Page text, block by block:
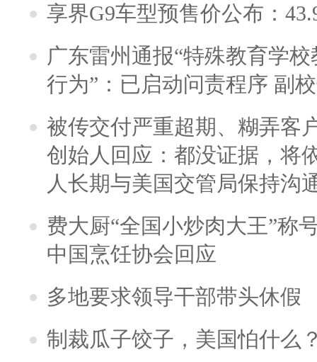
享界G9车型预售价公布：
广东雷州通报“特殊教育学
行为”：已启动问责程序 副
被传交付严重超期、糊弄客
创始人回应：都没证据，将
人长期与美国交管局保持沟
费大厨“全国小炒肉大王”称
中国烹饪协会回应
多地要求领导干部带头休假
制裁瓜子饺子，美国怕什么